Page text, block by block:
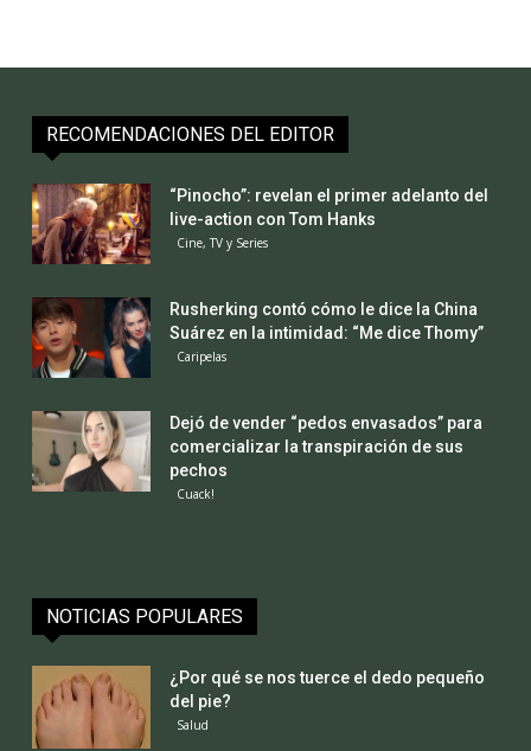
RECOMENDACIONES DEL EDITOR
“Pinocho”: revelan el primer adelanto del
live-action con Tom Hanks
Cine, TV y Series
Rusherking contó cómo le dice la China
Suárez en la intimidad: “Me dice Thomy”
Caripelas
Dejó de vender “pedos envasados” para
comercializar la transpiración de sus
pechos
Cuack!
NOTICIAS POPULARES
¿Por qué se nos tuerce el dedo pequeño
del pie?
Salud